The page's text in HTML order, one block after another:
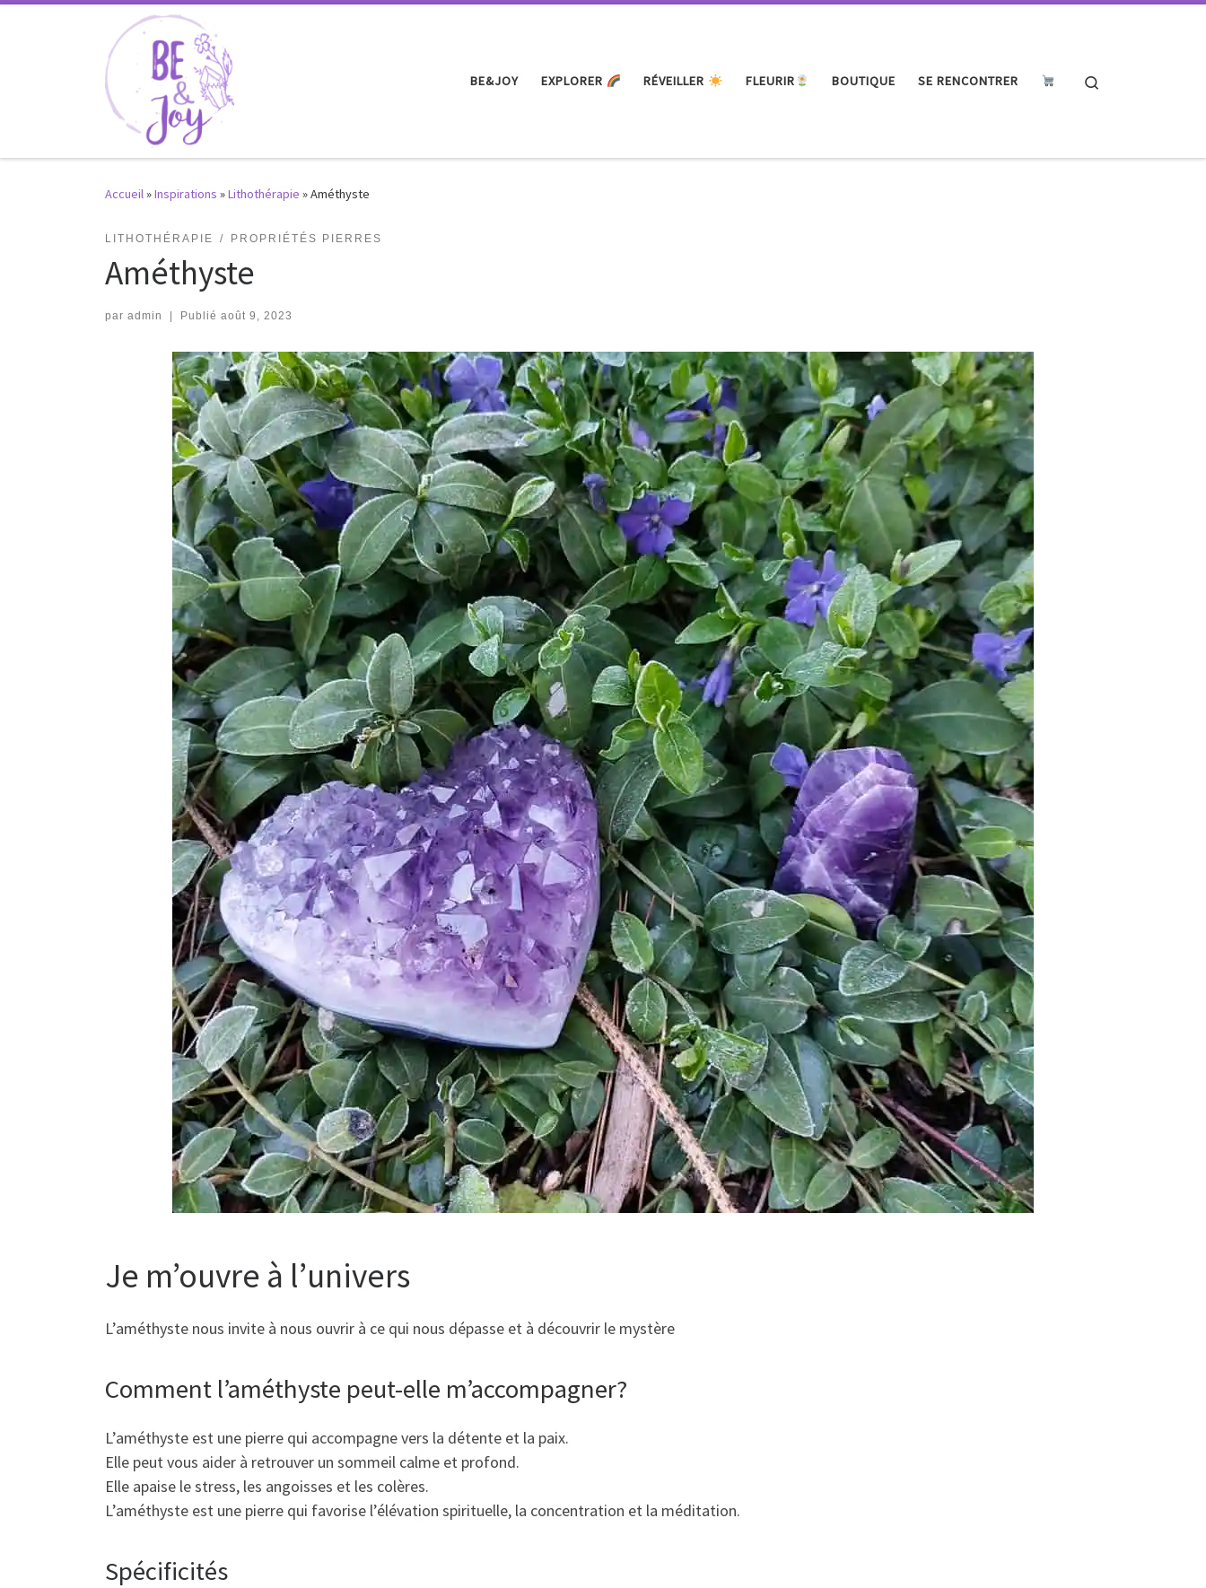
Passer au contenu
BE&JOY EXPLORER RÉVEILLER FLEURIR BOUTIQUE SE RENCONTRER
Accueil»Inspirations »Lithothérapie »Améthyste
LITHOTHÉRAPIE PROPRIÉTÉS PIERRES
Améthyste
par admin Publié août 9, 2023
Je m’ouvre à l’univers
L’améthyste nous invite à nous ouvrir à ce qui nous dépasse et à découvrir le mystère
Comment l’améthyste peut-elle m’accompagner?
L’améthyste est une pierre qui accompagne vers la détente et la paix.
Elle peut vous aider à retrouver un sommeil calme et profond.
Elle apaise le stress, les angoisses et les colères.
L’améthyste est une pierre qui favorise l’élévation spirituelle, la concentration et la méditation.
Spécificités